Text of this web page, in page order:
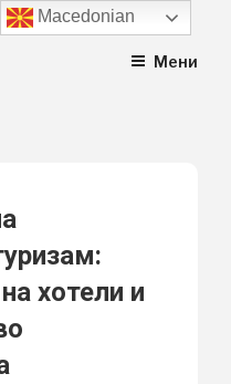
Мени
хотели и
Macedonian